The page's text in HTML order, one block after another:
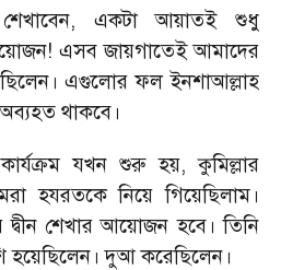
, একটা আয়াতই শুধু
এসব জায়গাতেই আমাদের
এগুলোর ফল ইনশাআল্লাহ
থাকবে।
কার্যক্রম যখন শুরু হয়,কুমিল্লার
হযরতকে নিয়ে গিয়েছিলাম।
দ্বীন শেখার আয়োজন হবে। তিনি
হয়েছিলেন। দুআ করেছিলেন।